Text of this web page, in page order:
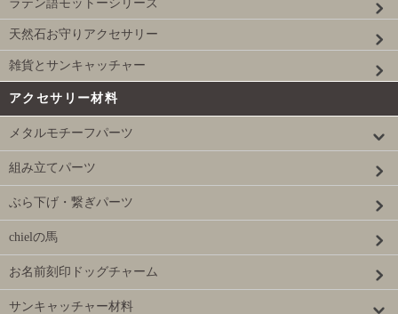
ラテン語モットーシリーズ
天然石お守りアクセサリー
雑貨とサンキャッチャー
アクセサリー材料
メタルモチーフパーツ
組み立てパーツ
ぶら下げ・繋ぎパーツ
chielの馬
お名前刻印ドッグチャーム
サンキャッチャー材料